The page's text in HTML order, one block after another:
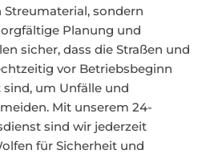
sondern
Planung und
sicher, dass die Straßen und
vor Betriebsbeginn
um Unfälle und
Mit unserem 24-
sind wir jederzeit
für Sicherheit und